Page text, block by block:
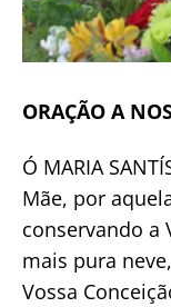
ORAÇÃO A
Ó MARIA
Mãe, por
conservando a
mais pura
Vossa